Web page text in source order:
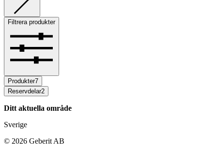
Filtrera produkter
Produkter7
Reservdelar2
Ditt aktuella område
Sverige
© 2026 Geberit AB